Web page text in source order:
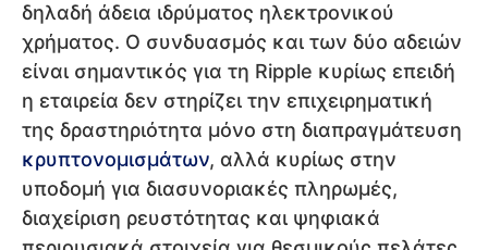
δηλαδή άδεια ιδρύματος ηλεκτρονικού
χρήματος. Ο συνδυασμός και των δύο αδειών
είναι σημαντικός για τη Ripple κυρίως επειδή
η εταιρεία δεν στηρίζει την επιχειρηματική
της δραστηριότητα μόνο στη διαπραγμάτευση
κρυπτονομισμάτων, αλλά κυρίως στην
υποδομή για διασυνοριακές πληρωμές,
διαχείριση ρευστότητας και ψηφιακά